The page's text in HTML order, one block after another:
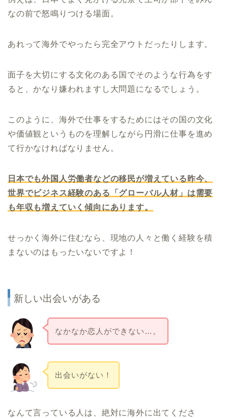
なの前で怒鳴りつける場面。
あれって海外でやったら完全アウトだったりします。
面子を大切にする文化のある国でそのような行為をす
ると、かなり嫌われますし大問題になるでしょう。
このように、海外で仕事をするためにはその国の文化
や価値観というものを理解しながら円滑に仕事を進め
て行かなければなりません。
日本でも外国人労働者などの移民が増えている昨今、
世界でビジネス経験のある「グローバル人材」は需要
も年収も増えていく傾向にあります。
せっかく海外に住むなら、現地の人々と働く経験を積
まないのはもったいないですよ！
新しい出会いがある
なかなか恋人ができない…。
出会いがない！
なんて言っている人は、絶対に海外に出てくださ